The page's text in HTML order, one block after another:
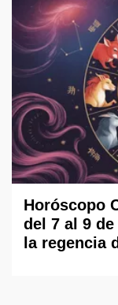
Horóscopo
del 7 al 9
la regencia